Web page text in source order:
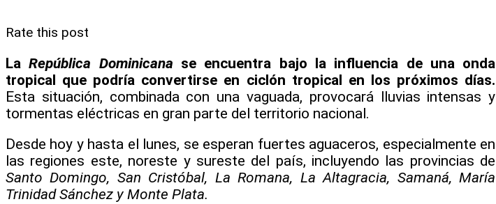
Rate this post
LaRepública Dominicana se encuentra bajo la influencia de una onda
tropical que podría convertirse en ciclón tropical en los próximos días.
Esta situación, combinada con una vaguada, provocará lluvias intensas y
tormentas eléctricas en gran parte del territorio nacional.
Desde hoy y hasta el lunes, se esperan fuertes aguaceros, especialmente en
las regiones este, noreste y sureste del país, incluyendo las provincias de
Santo Domingo, San Cristóbal, La Romana, La Altagracia, Samaná, María
Trinidad Sánchez y Monte Plata.